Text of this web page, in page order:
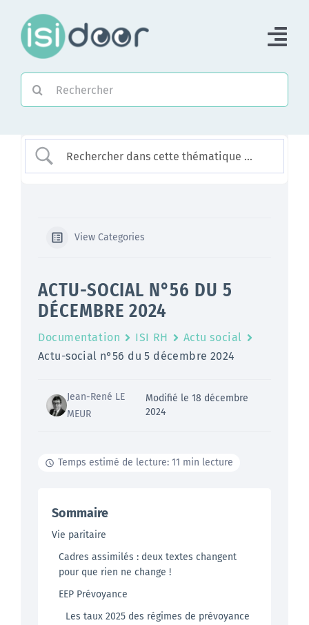
contenu
Piloter un réseau
View Categories
ACTU-SOCIAL N°56 DU 5
DÉCEMBRE 2024
Documentation ISI RH
Actu social
Actu-social n°56 du 5 décembre 2024
Jean-René LE
MEUR
Modifié le 18 décembre
2024
Temps estimé de lecture: 11 min lecture
Sommaire
Vie paritaire
Cadres assimilés : deux textes changent
pour que rien ne change !
EEP Prévoyance
Les taux 2025 des régimes de prévoyance